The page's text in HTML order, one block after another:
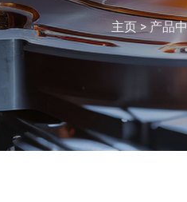
主页>产品